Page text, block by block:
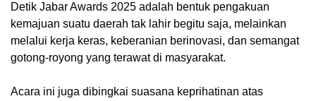
Detik Jabar Awards 2025 adalah bentuk pengakuan
kemajuan suatu daerah tak lahir begitu saja, melainkan
melalui kerja keras, keberanian berinovasi, dan semangat
gotong-royong yang terawat di masyarakat.
Acara ini juga dibingkai suasana keprihatinan atas